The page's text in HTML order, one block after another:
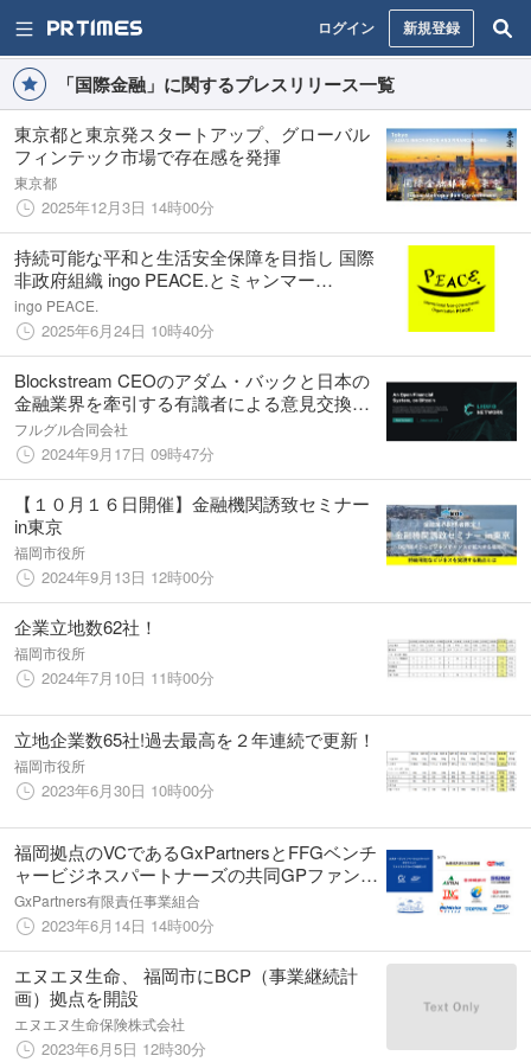
ログイン 新規登録
「国際金融」に関するプレスリリース一覧
東京都と東京発スタートアップ、グローバル
フィンテック市場で存在感を発揮
東京都
2025年12月3日 14時00分
持続可能な平和と生活安全保障を目指し 国際
非政府組織 ingo PEACE.とミャンマー
CPR（平和・紛争解決センター）が包括的ア
ライアンス契約を締結～ミャンマーにおい
て、新たな国際モデル構築を推進～
ingo PEACE.
2025年6月24日 10時40分
Blockstream CEOのアダム・バックと日本の
金融業界を牽引する有識者による意見交換会
開催のお知らせ
フルグル合同会社
2024年9月17日 09時47分
【１０月１６日開催】金融機関誘致セミナー
in東京
福岡市役所
2024年9月13日 12時00分
企業立地数62社！
福岡市役所
2024年7月10日 11時00分
立地企業数65社!過去最高を２年連続で更新！
福岡市役所
2023年6月30日 10時00分
福岡拠点のVCであるGxPartnersとFFGベンチ
ャービジネスパートナーズの共同GPファンド
「九州オープンイノベーション２号投資事業
有限責任組合」が、総額16億円にてファイナ
ルクローズ
GxPartners有限責任事業組合
2023年6月14日 14時00分
エヌエヌ生命、 福岡市にBCP（事業継続計
画）拠点を開設
エヌエヌ生命保険株式会社
2023年6月5日 12時30分